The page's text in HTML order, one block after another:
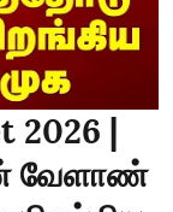
2026 |
வேளாண்